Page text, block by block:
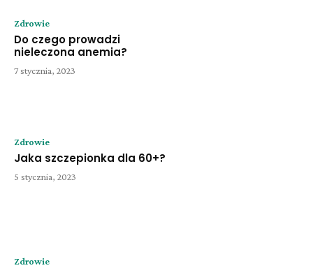
Zdrowie
Do czego prowadzi
nieleczona anemia?
7 stycznia, 2023
Zdrowie
Jaka szczepionka dla 60+?
5 stycznia, 2023
Zdrowie